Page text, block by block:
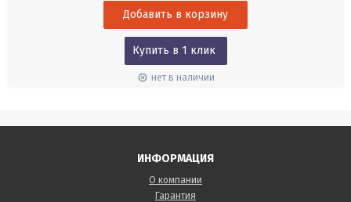
Купить в 1 клик
нет в наличии
ИНФОРМАЦИЯ
О компании
Гарантия